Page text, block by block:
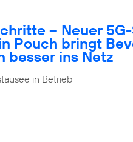
– Neuer
Pouch bringt
besser ins Netz
in Betrieb